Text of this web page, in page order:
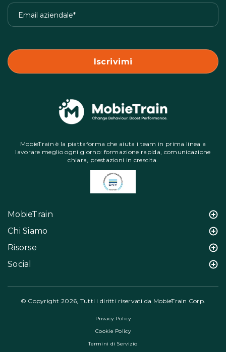
MobieTrain è la piattaforma che aiuta i team in prima linea a
lavorare meglio ogni giorno: formazione rapida, comunicazione
chiara, prestazioni in crescita.
MobieTrain
Chi Siamo
Risorse
Social
© Copyright 2026, Tutti i diritti riservati da MobieTrain Corp.
Privacy Policy
Cookie Policy
Termini di Servizio